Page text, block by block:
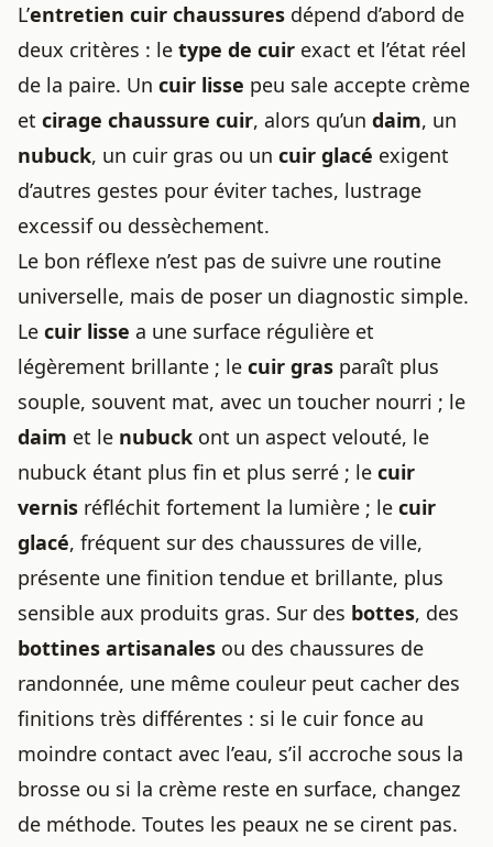
L’entretien cuir chaussures dépend d’abord de
deux critères : le type de cuir exact et l’état réel
de la paire. Un cuir lisse peu sale accepte crème
et cirage chaussure cuir, alors qu’un daim, un
nubuck, un cuir gras ou un cuir glacé exigent
d’autres gestes pour éviter taches, lustrage
excessif ou dessèchement.
Le bon réflexe n’est pas de suivre une routine
universelle, mais de poser un diagnostic simple.
Le cuir lisse a une surface régulière et
légèrement brillante ; le cuir gras paraît plus
souple, souvent mat, avec un toucher nourri ; le
daim et le nubuck ont un aspect velouté, le
nubuck étant plus fin et plus serré ; le cuir
vernis réfléchit fortement la lumière ; le cuir
glacé, fréquent sur des chaussures de ville,
présente une finition tendue et brillante, plus
sensible aux produits gras. Sur des bottes, des
bottines artisanales ou des chaussures de
randonnée, une même couleur peut cacher des
finitions très différentes : si le cuir fonce au
moindre contact avec l’eau, s’il accroche sous la
brosse ou si la crème reste en surface, changez
de méthode. Toutes les peaux ne se cirent pas.